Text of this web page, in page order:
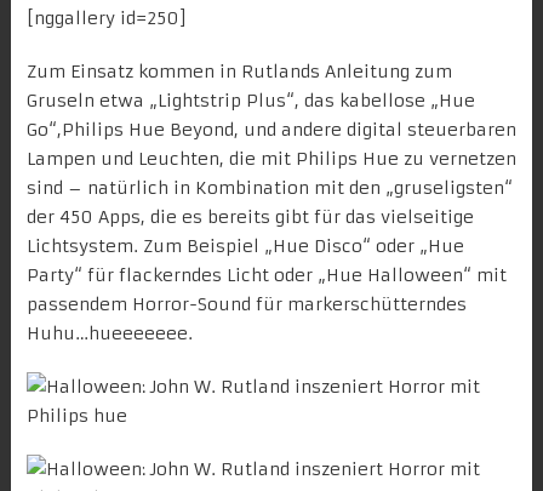
[nggallery id=250]
Zum Einsatz kommen in Rutlands Anleitung zum
Gruseln etwa „Lightstrip Plus“, das kabellose „Hue
Go“,Philips Hue Beyond, und andere digital steuerbaren
Lampen und Leuchten, die mit Philips Hue zu vernetzen
sind – natürlich in Kombination mit den „gruseligsten“
der 450 Apps, die es bereits gibt für das vielseitige
Lichtsystem. Zum Beispiel „Hue Disco“ oder „Hue
Party“ für flackerndes Licht oder „Hue Halloween“ mit
passendem Horror-Sound für markerschütterndes
Huhu…hueeeeeee.